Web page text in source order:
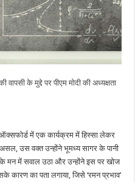
के मुद्दे पर पीएम मोदी की अध्यक्षता
में एक कार्यक्रम में हिस्सा लेकर
उस वक्त उन्होंने भूमध्य सागर के पानी
मन में सवाल उठा और उन्होंने इस पर खोज
का पता लगाया, जिसे ‘रमन प्रभाव’